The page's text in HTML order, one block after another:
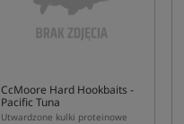
CcMoore Hard Hookbaits -
Pacific Tuna
Utwardzone kulki proteinowe